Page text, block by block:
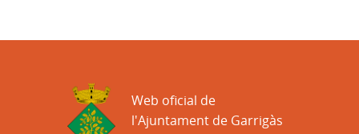
Web oficial de
l'Ajuntament de Garrigàs